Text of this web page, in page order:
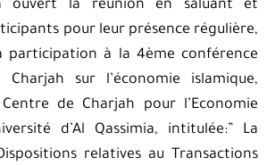
ouvert la réunion en saluant et
pour leur présence régulière,
participation à la 4ème conférence
sur l’économie islamique,
de Charjah pour l’Economie
d’Al Qassimia, intitulée:” La
relatives au Transactions